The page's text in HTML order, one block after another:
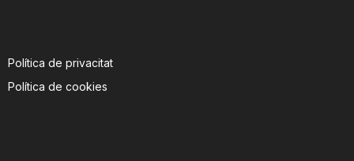
Política de privacitat
Política de cookies